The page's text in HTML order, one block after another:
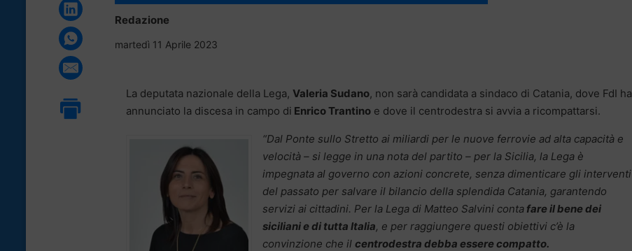
Redazione
martedì 11 Aprile 2023
La deputata nazionale della Lega, Valeria Sudano, non sarà candidata a sindaco di Catania, dove FdI ha
annunciato la discesa in campo di Enrico Trantino e dove il centrodestra si avvia a ricompattarsi.
“Dal Ponte sullo Stretto ai miliardi per le nuove ferrovie ad alta capacità e
velocità – si legge in una nota del partito – per la Sicilia, la Lega è
impegnata al governo con azioni concrete, senza dimenticare gli interventi
del passato per salvare il bilancio della splendida Catania, garantendo
servizi ai cittadini. Per la Lega di Matteo Salvini conta fare il bene dei
siciliani e di tutta Italia, e per raggiungere questi obiettivi c’è la
convinzione che il centrodestra debba essere compatto.